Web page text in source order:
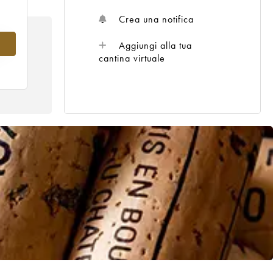
Crea una notifica
Aggiungi alla tua
cantina virtuale